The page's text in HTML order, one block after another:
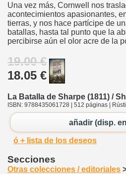
Una vez más, Cornwell nos
acontecimientos apasionantes,
tierras, y nos hace partícipe de
batallas, hasta tal punto que la
percibirse aún el olor acre de la
19.00 €
18.05 €
La Batalla de Sharpe (1811) /
ISBN: 9788435061728 | 512 páginas |
añadir (disp.
ó + lista de los deseos
Secciones
Otras colecciones / editoriales